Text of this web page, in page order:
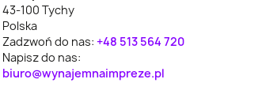
Polkowice
Ryglice
Lubawskie
43-100 Tychy
Polska
Zadzwoń do nas:+48 513 564 720
Napisz do nas:
biuro@wynajemnaimpreze.pl